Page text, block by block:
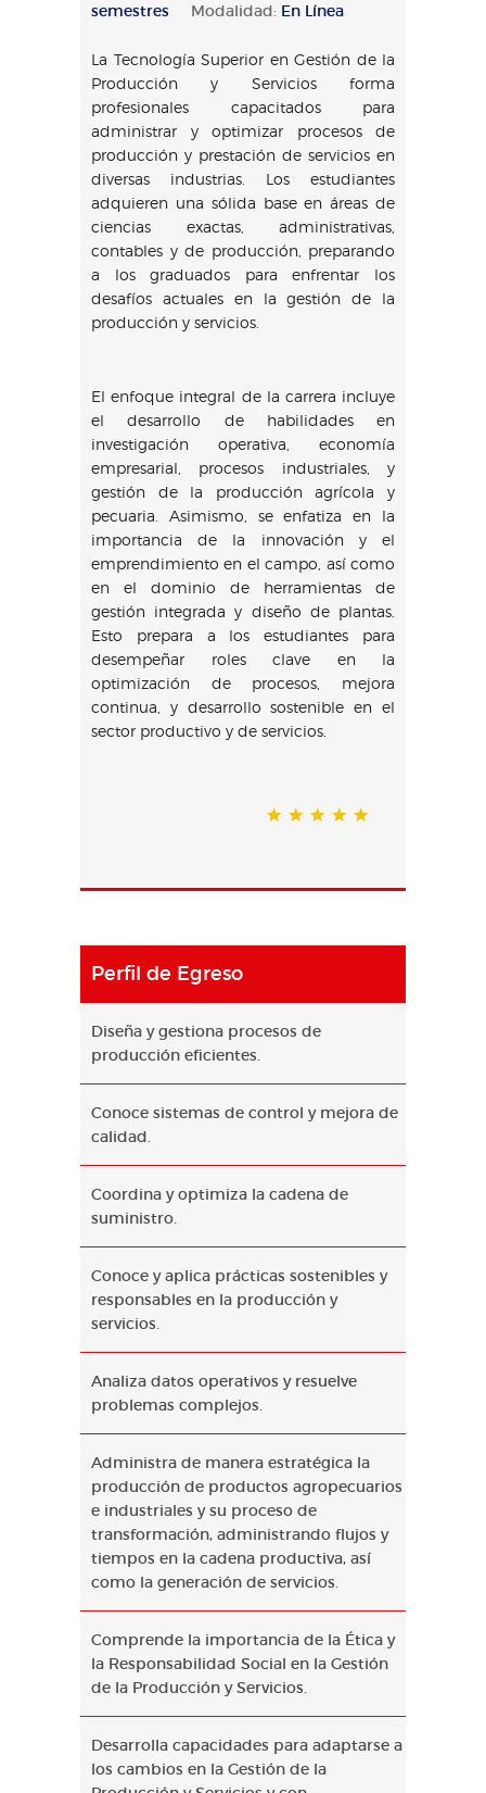
semestres
Modalidad: En Línea
La Tecnología Superior en Gestión de la
Producción y Servicios forma
profesionales capacitados para
administrar y optimizar procesos de
producción y prestación de servicios en
diversas industrias. Los estudiantes
adquieren una sólida base en áreas de
ciencias exactas, administrativas,
contables y de producción, preparando
a los graduados para enfrentar los
desafíos actuales en la gestión de la
producción y servicios.
El enfoque integral de la carrera incluye
el desarrollo de habilidades en
investigación operativa, economía
empresarial, procesos industriales, y
gestión de la producción agrícola y
pecuaria. Asimismo, se enfatiza en la
importancia de la innovación y el
emprendimiento en el campo, así como
en el dominio de herramientas de
gestión integrada y diseño de plantas.
Esto prepara a los estudiantes para
desempeñar roles clave en la
optimización de procesos, mejora
continua, y desarrollo sostenible en el
sector productivo y de servicios.
Perfil de Egreso
Diseña y gestiona procesos de
producción eficientes.
Conoce sistemas de control y mejora de
calidad.
Coordina y optimiza la cadena de
suministro.
Conoce y aplica prácticas sostenibles y
responsables en la producción y
servicios.
Analiza datos operativos y resuelve
problemas complejos.
Administra de manera estratégica la
producción de productos agropecuarios
e industriales y su proceso de
transformación, administrando flujos y
tiempos en la cadena productiva, así
como la generación de servicios.
Comprende la importancia de la Ética y
la Responsabilidad Social en la Gestión
de la Producción y Servicios.
Desarrolla capacidades para adaptarse a
los cambios en la Gestión de la